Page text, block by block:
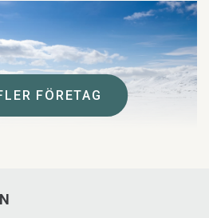
FÖRETAG